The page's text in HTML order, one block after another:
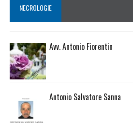
NECROLOGIE
Avv. Antonio Fiorentin
Antonio Salvatore Sanna